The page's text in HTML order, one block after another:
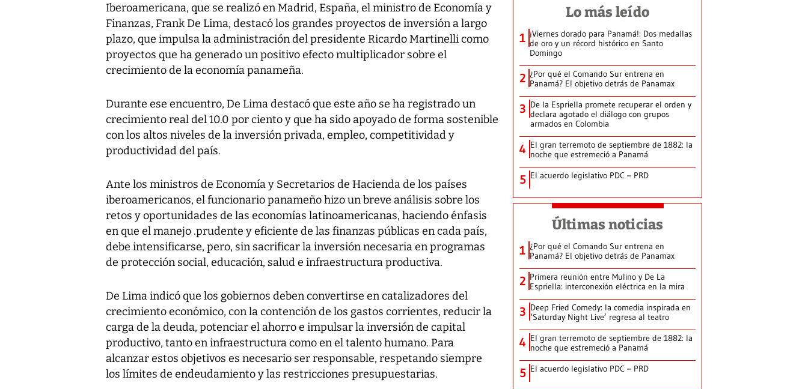
Iberoamericana, que se realizó en Madrid, España, el ministro de Economía y
Finanzas, Frank De Lima, destacó los grandes proyectos de inversión a largo
plazo, que impulsa la administración del presidente Ricardo Martinelli como
proyectos que ha generado un positivo efecto multiplicador sobre el
crecimiento de la economía panameña.
Durante ese encuentro, De Lima destacó que este año se ha registrado un
crecimiento real del 10.0 por ciento y que ha sido apoyado de forma sostenible
con los altos niveles de la inversión privada, empleo, competitividad y
productividad del país.
Ante los ministros de Economía y Secretarios de Hacienda de los países
iberoamericanos, el funcionario panameño hizo un breve análisis sobre los
retos y oportunidades de las economías latinoamericanas, haciendo énfasis
en que el manejo .prudente y eficiente de las finanzas públicas en cada país,
debe intensificarse, pero, sin sacrificar la inversión necesaria en programas
de protección social, educación, salud e infraestructura productiva.
De Lima indicó que los gobiernos deben convertirse en catalizadores del
crecimiento económico, con la contención de los gastos corrientes, reducir la
carga de la deuda, potenciar el ahorro e impulsar la inversión de capital
productivo, tanto en infraestructura como en el talento humano. Para
alcanzar estos objetivos es necesario ser responsable, respetando siempre
los límites de endeudamiento y las restricciones presupuestarias.
Lo más leído
1 ¡Viernes dorado para Panamá!: Dos medallas
de oro y un récord histórico en Santo
Domingo
2 ¿Por qué el Comando Sur entrena en
Panamá? El objetivo detrás de Panamax
3 De la Espriella promete recuperar el orden y
declara agotado el diálogo con grupos
armados en Colombia
4 El gran terremoto de septiembre de 1882: la
noche que estremeció a Panamá
5 El acuerdo legislativo PDC – PRD
Últimas noticias
1 ¿Por qué el Comando Sur entrena en
Panamá? El objetivo detrás de Panamax
2 Primera reunión entre Mulino y De La
Espriella: interconexión eléctrica en la mira
3 Deep Fried Comedy: la comedia inspirada en
‘Saturday Night Live’ regresa al teatro
4 El gran terremoto de septiembre de 1882: la
noche que estremeció a Panamá
5 El acuerdo legislativo PDC – PRD